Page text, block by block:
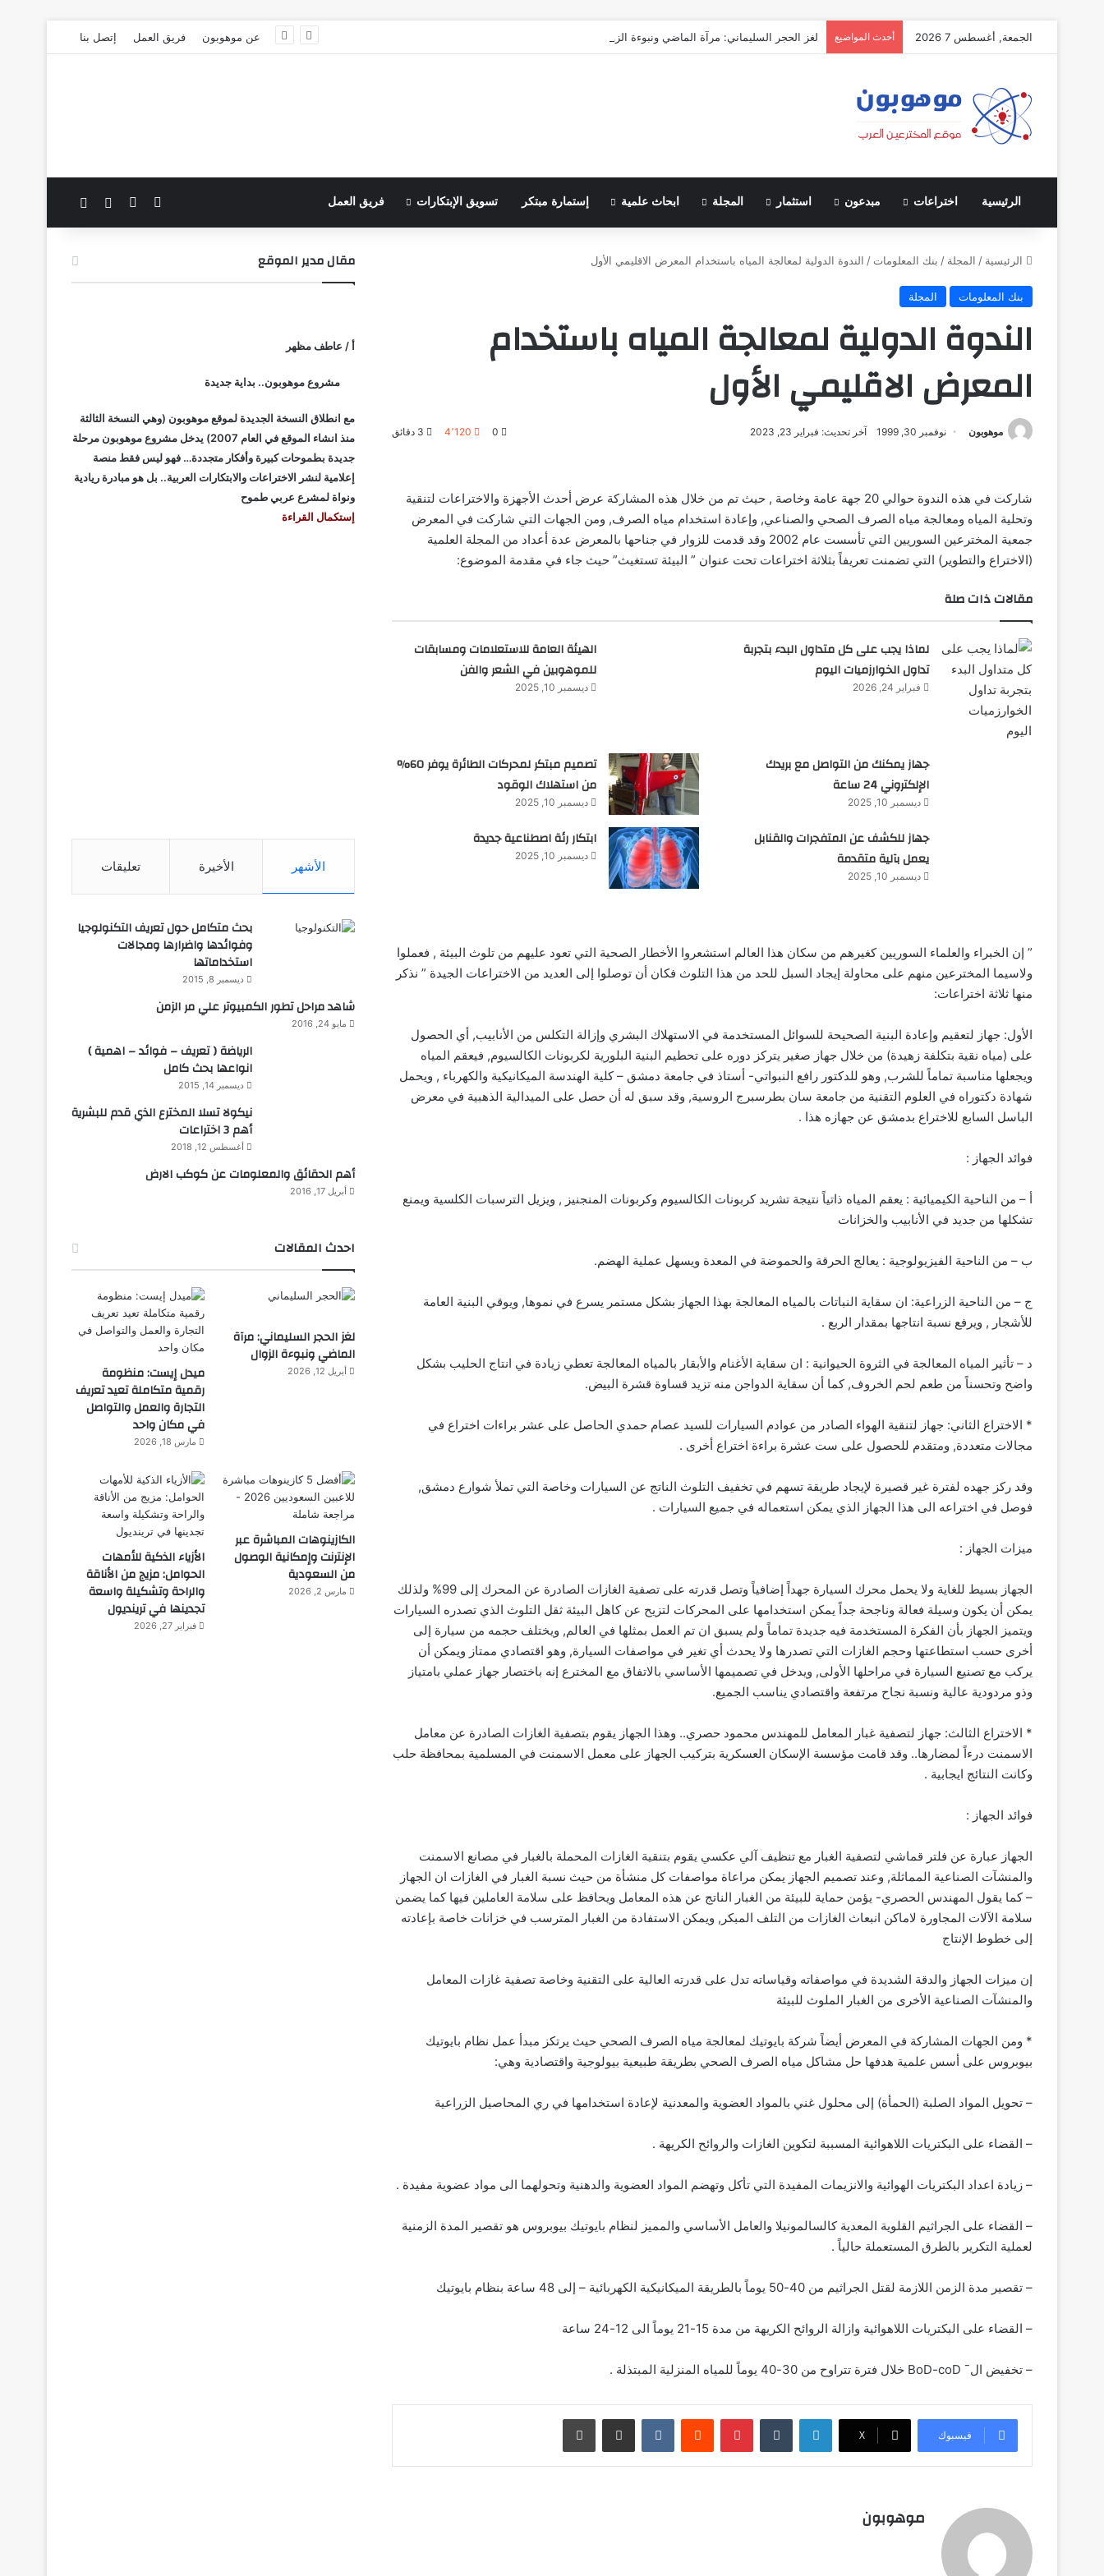
الجمعة, أغسطس 7 2026 أحدث المواضيع لغز الحجر السليماني: مرآة الماضي ونبوءة الزوال عن موهوبون فريق العمل إتصل بنا
الرئيسية اختراعات مبدعون استثمار المجلة ابحاث علمية إستمارة مبتكر تسويق الإبتكارات فريق العمل فيسبوك الوضع المظلم
الرئيسية / المجلة / بنك المعلومات / الندوة الدولية لمعالجة المياه باستخدام المعرض الاقليمي الأول
بنك المعلومات المجلة
الندوة الدولية لمعالجة المياه باستخدام
المعرض الاقليمي الأول
موهوبون نوفمبر 30, 1999 آخر تحديث: فبراير 23, 2023 0 4٬120
شاركت في هذه الندوة حوالي 20 جهة عامة وخاصة , حيث تم من خلال هذه المشاركة عرض أحدث الأجهزة والاختراعات لتنقية
وتحلية المياه ومعالجة مياه الصرف الصحي والصناعي, وإعادة استخدام مياه الصرف, ومن الجهات التي شاركت في المعرض
جمعية المخترعين السوريين التي تأسست عام 2002 وقد قدمت للزوار في جناحها بالمعرض عدة أعداد من المجلة العلمية
(الاختراع والتطوير) التي تضمنت تعريفاً بثلاثة اختراعات تحت عنوان ” البيئة تستغيث” حيث جاء في مقدمة الموضوع:‏
مقالات ذات صلة
لماذا يجب على كل متداول البدء بتجربة
تداول الخوارزميات اليوم
فبراير 24, 2026
الهيئة العامة للاستعلامات ومسابقات
للموهوبين في الشعر والفن
ديسمبر 10, 2025
جهاز يمكنك من التواصل مع بريدك
الإلكتروني 24 ساعة
ديسمبر 10, 2025
تصميم مبتكر لمحركات الطائرة يوفر 60%
من استهلاك الوقود
ديسمبر 10, 2025
جهاز للكشف عن المتفجرات والقنابل
يعمل بآلية متقدمة
ديسمبر 10, 2025
ابتكار رئة اصطناعية جديدة
ديسمبر 10, 2025
” إن الخبراء والعلماء السوريين كغيرهم من سكان هذا العالم استشعروا الأخطار الصحية التي تعود عليهم من تلوث البيئة , فعملوا
ولاسيما المخترعين منهم على محاولة إيجاد السبل للحد من هذا التلوث فكان أن توصلوا إلى العديد من الاختراعات الجيدة ” نذكر
منها ثلاثة اختراعات:‏
الأول: جهاز لتعقيم وإعادة البنية الصحيحة للسوائل المستخدمة في الاستهلاك البشري وإزالة التكلس من الأنابيب, أي الحصول
على (مياه نقية بتكلفة زهيدة) من خلال جهاز صغير يتركز دوره على تحطيم البنية البلورية لكربونات الكالسيوم, فيعقم المياه
ويجعلها مناسبة تماماً للشرب, وهو للدكتور رافع النبواتي- أستاذ في جامعة دمشق – كلية الهندسة الميكانيكية والكهرباء , ويحمل
شهادة دكتوراه في العلوم التقنية من جامعة سان بطرسبرج الروسية, وقد سبق له أن حصل على الميدالية الذهبية في معرض
الباسل السابع للاختراع بدمشق عن جهازه هذا .‏
فوائد الجهاز‏ :
أ – من الناحية الكيميائية : يعقم المياه ذاتياً نتيجة تشريد كربونات الكالسيوم وكربونات المنجنيز , ويزيل الترسبات الكلسية ويمنع
تشكلها من جديد في الأنابيب والخزانات‏
ب – من الناحية الفيزيولوجية : يعالج الحرقة والحموضة في المعدة ويسهل عملية الهضم.‏
ج – من الناحية الزراعية: ان سقاية النباتات بالمياه المعالجة بهذا الجهاز بشكل مستمر يسرع في نموها, ويوقي البنية العامة
للأشجار , ويرفع نسبة انتاجها بمقدار الربع .‏
د – تأثير المياه المعالجة في الثروة الحيوانية : ان سقاية الأغنام والأبقار بالمياه المعالجة تعطي زيادة في انتاج الحليب بشكل
واضح وتحسناً من طعم لحم الخروف, كما أن سقاية الدواجن منه تزيد قساوة قشرة البيض.‏
* الاختراع الثاني: جهاز لتنقية الهواء الصادر من عوادم السيارات للسيد عصام حمدي الحاصل على عشر براءات اختراع في
مجالات متعددة, ومتقدم للحصول على ست عشرة براءة اختراع أخرى .‏
وقد ركز جهده لفترة غير قصيرة لإيجاد طريقة تسهم في تخفيف التلوث الناتج عن السيارات وخاصة التي تملأ شوارع دمشق,
فوصل في اختراعه الى هذا الجهاز الذي يمكن استعماله في جميع السيارات .‏
ميزات الجهاز‏ :
الجهاز بسيط للغاية ولا يحمل محرك السيارة جهداً إضافياً وتصل قدرته على تصفية الغازات الصادرة عن المحرك إلى 99% ولذلك
يمكن أن يكون وسيلة فعالة وناجحة جداً يمكن استخدامها على المحركات لتزيح عن كاهل البيئة ثقل التلوث الذي تصدره السيارات
ويتميز الجهاز بأن الفكرة المستخدمة فيه جديدة تماماً ولم يسبق ان تم العمل بمثلها في العالم, ويختلف حجمه من سيارة إلى
أخرى حسب استطاعتها وحجم الغازات التي تصدرها ولا يحدث أي تغير في مواصفات السيارة, وهو اقتصادي ممتاز ويمكن أن
يركب مع تصنيع السيارة في مراحلها الأولى, ويدخل في تصميمها الأساسي بالاتفاق مع المخترع إنه باختصار جهاز عملي بامتياز
وذو مردودية عالية ونسبة نجاح مرتفعة واقتصادي يناسب الجميع.‏
* الاختراع الثالث: جهاز لتصفية غبار المعامل للمهندس محمود حصري.. وهذا الجهاز يقوم بتصفية الغازات الصادرة عن معامل
الاسمنت درءاً لمضارها.. وقد قامت مؤسسة الإسكان العسكرية بتركيب الجهاز على معمل الاسمنت في المسلمية بمحافظة حلب
وكانت النتائج ايجابية .‏
فوائد الجهاز‏ :
الجهاز عبارة عن فلتر قماشي لتصفية الغبار مع تنظيف آلي عكسي يقوم بتنقية الغازات المحملة بالغبار في مصانع الاسمنت
والمنشآت الصناعية المماثلة, وعند تصميم الجهاز يمكن مراعاة مواصفات كل منشأة من حيث نسبة الغبار في الغازات ان الجهاز
– كما يقول المهندس الحصري- يؤمن حماية للبيئة من الغبار الناتج عن هذه المعامل ويحافظ على سلامة العاملين فيها كما يضمن
سلامة الآلات المجاورة لاماكن انبعاث الغازات من التلف المبكر, ويمكن الاستفادة من الغبار المترسب في خزانات خاصة بإعادته
إلى خطوط الإنتاج‏
إن ميزات الجهاز والدقة الشديدة في مواصفاته وقياساته تدل على قدرته العالية على التقنية وخاصة تصفية غازات المعامل
والمنشآت الصناعية الأخرى من الغبار الملوث للبيئة‏
* ومن الجهات المشاركة في المعرض أيضاً شركة بايوتيك لمعالجة مياه الصرف الصحي حيث يرتكز مبدأ عمل نظام بايوتيك
بيوبروس على أسس علمية هدفها حل مشاكل مياه الصرف الصحي بطريقة طبيعية بيولوجية واقتصادية وهي:‏
– تحويل المواد الصلبة (الحمأة) إلى محلول غني بالمواد العضوية والمعدنية لإعادة استخدامها في ري المحاصيل الزراعية‏
– القضاء على البكتريات اللاهوائية المسببة لتكوين الغازات والروائح الكريهة .‏
– زيادة اعداد البكتريات الهوائية والانزيمات المفيدة التي تأكل وتهضم المواد العضوية والدهنية وتحولهما الى مواد عضوية مفيدة .‏
– القضاء على الجراثيم القلوية المعدية كالسالمونيلا والعامل الأساسي والمميز لنظام بايوتيك بيوبروس هو تقصير المدة الزمنية
لعملية التكرير بالطرق المستعملة حالياً .‏
– تقصير مدة الزمن اللازمة لقتل الجراثيم من 40-50 يوماً بالطريقة الميكانيكية الكهربائية – إلى 48 ساعة بنظام بايوتيك‏
– القضاء على البكتريات اللاهوائية وازالة الروائح الكريهة من مدة 15-21 يوماً الى 12-24 ساعة‏
– تخفيض ال¯ BoD-coD خلال فترة تتراوح من 30-40 يوماً للمياه المنزلية المبتذلة .‏
فيسبوك ‫X
لينكدإن بينتيريست
موهوبون
مقال مدير الموقع
أ / عاطف مظهر
مشروع موهوبون.. بداية جديدة
مع انطلاق النسخة الجديدة لموقع موهوبون (وهي النسخة الثالثة
منذ انشاء الموقع في العام 2007) يدخل مشروع موهوبون مرحلة
جديدة بطموحات كبيرة وأفكار متجددة… فهو ليس فقط منصة
إعلامية لنشر الاختراعات والابتكارات العربية.. بل هو مبادرة ريادية
ونواة لمشرع عربي طموح
إستكمال القراءة
الأشهر الأخيرة تعليقات
بحث متكامل حول تعريف التكنولوجيا
وفوائدها واضرارها ومجالات
استخداماتها
ديسمبر 8, 2015
شاهد مراحل تطور الكمبيوتر علي مر الزمن
مايو 24, 2016
الرياضة ( تعريف – فوائد – اهمية )
انواعها بحث كامل
ديسمبر 14, 2015
نيكولا تسلا المخترع الذي قدم للبشرية
أهم 3 اختراعات
أغسطس 12, 2018
أهم الحقائق والمعلومات عن كوكب الارض
أبريل 17, 2016
احدث المقالات
لغز الحجر السليماني: مرآة
الماضي ونبوءة الزوال
أبريل 12, 2026
ميدل إيست: منظومة
رقمية متكاملة تعيد تعريف
التجارة والعمل والتواصل
في مكان واحد
مارس 18, 2026
الكازينوهات المباشرة عبر
الإنترنت وإمكانية الوصول
من السعودية
مارس 2, 2026
الأزياء الذكية للأمهات
الحوامل: مزيج من الأناقة
والراحة وتشكيلة واسعة
تجدينها في ترينديول
فبراير 27, 2026